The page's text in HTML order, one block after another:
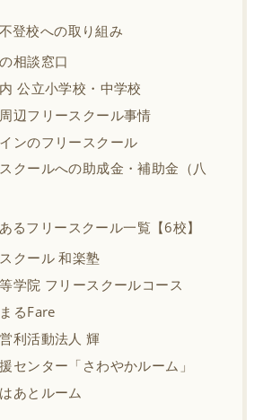
登校への取り組み
相談窓口
公立小学校・中学校
辺フリースクール事情
ンのフリースクール
クールへの助成金・補助金（八
るフリースクール一覧【6校】
クール 和楽塾
学院 フリースクールコース
るFare
利活動法人 輝
センター「さわやかルーム」
あとルーム